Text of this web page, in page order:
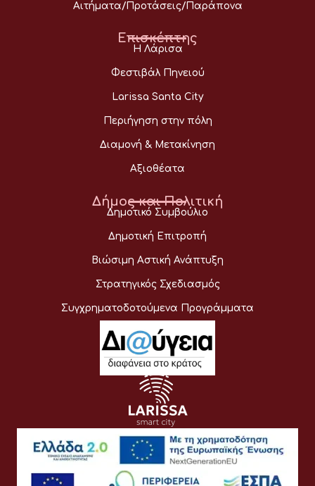
Αιτήματα/Προτάσεις/Παράπονα
Επισκέπτης
Η Λάρισα
Φεστιβάλ Πηνειού
Larissa Santa City
Περιήγηση στην πόλη
Διαμονή & Μετακίνηση
Αξιοθέατα
Δήμος και Πολιτική
Δημοτικό Συμβούλιο
Δημοτική Επιτροπή
Βιώσιμη Αστική Ανάπτυξη
Στρατηγικός Σχεδιασμός
Συγχρηματοδοτούμενα Προγράμματα